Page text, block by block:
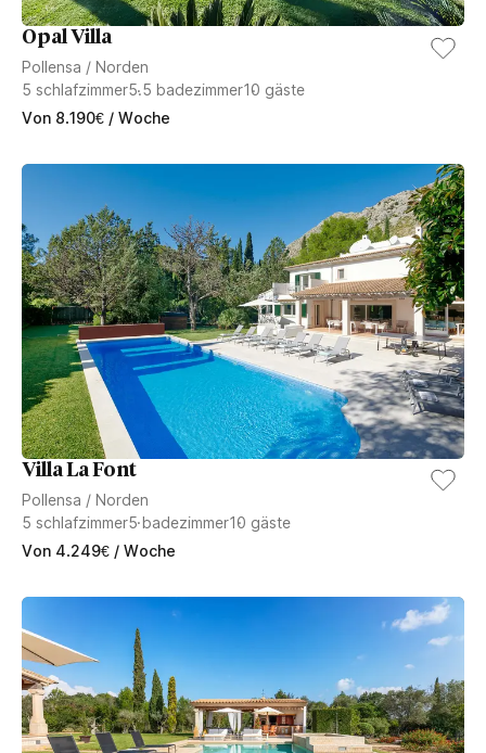
Opal Villa
Pollensa / Norden
5 schlafzimmer5.5 badezimmer10 gäste
Von 8.190€ / Woche
Villa La Font
Pollensa / Norden
5 schlafzimmer5badezimmer10 gäste
Von 4.249€ / Woche